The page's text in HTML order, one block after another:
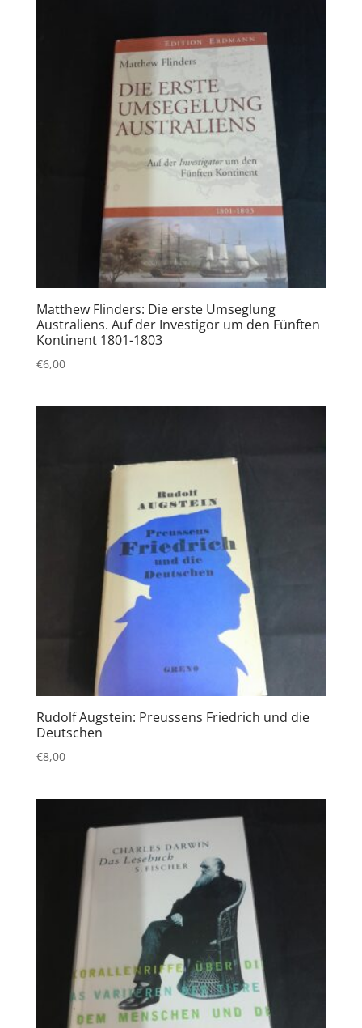
Matthew Flinders: Die erste Umseglung
Australiens. Auf der Investigor um den Fünften
Kontinent 1801-1803
€6,00
Rudolf Augstein: Preussens Friedrich und die
Deutschen
€8,00